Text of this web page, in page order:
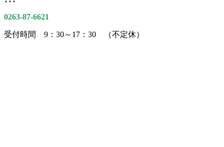
0263-87-6621
受付時間 9：30～17：30 （不定休）